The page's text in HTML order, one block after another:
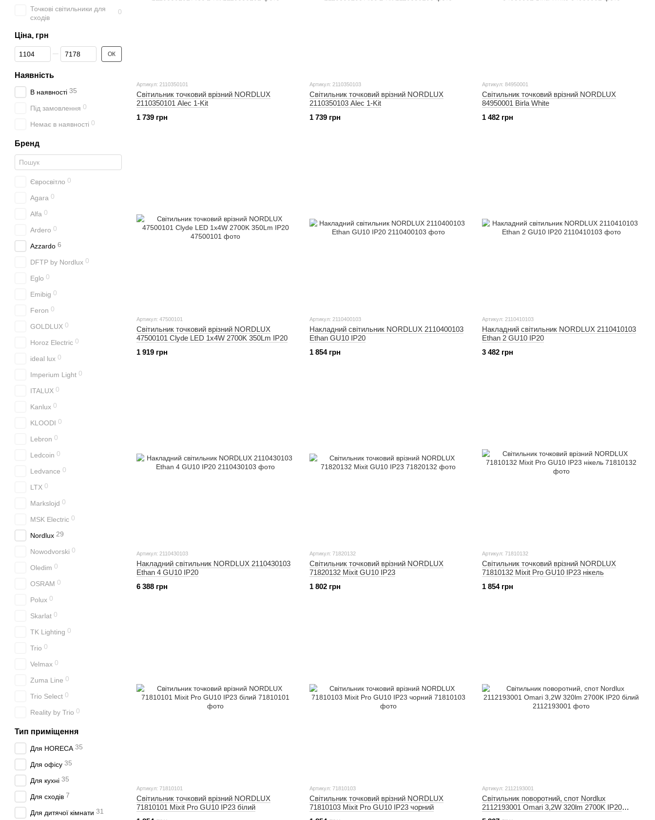
Артикул: 2110350101
Світильник точковий врізний NORDLUX
2110350101 Alec 1-Kit
1 739 грн
Артикул: 2110350103
Світильник точковий врізний NORDLUX
2110350103 Alec 1-Kit
1 739 грн
Артикул: 84950001
Світильник точковий врізний NORDLUX
84950001 Birla White
1 482 грн
Артикул: 47500101
Світильник точковий врізний NORDLUX
47500101 Clyde LED 1x4W 2700K 350Lm IP20
1 919 грн
Артикул: 2110400103
Накладний світильник NORDLUX 2110400103
Ethan GU10 IP20
1 854 грн
Артикул: 2110410103
Накладний світильник NORDLUX 2110410103
Ethan 2 GU10 IP20
3 482 грн
Артикул: 2110430103
Накладний світильник NORDLUX 2110430103
Ethan 4 GU10 IP20
6 388 грн
Артикул: 71820132
Світильник точковий врізний NORDLUX
71820132 Mixit GU10 IP23
1 802 грн
Артикул: 71810132
Світильник точковий врізний NORDLUX
71810132 Mixit Pro GU10 IP23 нікель
1 854 грн
Артикул: 71810101
Світильник точковий врізний NORDLUX
71810101 Mixit Pro GU10 IP23 білий
Артикул: 71810103
Світильник точковий врізний NORDLUX
71810103 Mixit Pro GU10 IP23 чорний
Артикул: 2112193001
Світильник поворотний, спот Nordlux
2112193001 Omari 3,2W 320lm 2700K IP20
Точкові світильники для
сходів
0
Ціна, грн
Від Ціна, грн
До Ціна, грн ОК
Наявність
В наявності 35
Під замовлення 0
Немає в наявності 0
Бренд
Євросвітло 0
Agara 0
Alfa 0
Ardero 0
Azzardo 6
DFTP by Nordlux 0
Eglo 0
Emibig 0
Feron 0
GOLDLUX 0
Horoz Electric 0
ideal lux 0
Imperium Light 0
ITALUX 0
Kanlux 0
KLOODI 0
Lebron 0
Ledcoin 0
Ledvance 0
LTX 0
Markslojd 0
MSK Electric 0
Nordlux 29
Nowodvorski 0
Oledim 0
OSRAM 0
Polux 0
Skarlat 0
TK Lighting 0
Trio 0
Velmax 0
Zuma Line 0
Trio Select 0
Reality by Trio 0
Тип приміщення
Для HORECA 35
Для офісу 35
Для кухні 35
Для сходів 7
Для дитячої кімнати 31